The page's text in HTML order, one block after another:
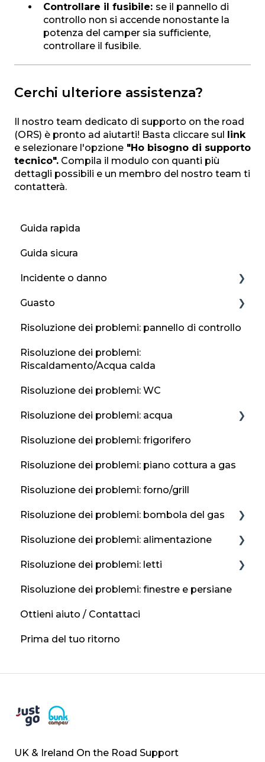
Controllare il fusibile: se il pannello di
controllo non si accende nonostante la
potenza del camper sia sufficiente,
controllare il fusibile.
Cerchi ulteriore assistenza?
Il nostro team dedicato di supporto on the road
(ORS) è pronto ad aiutarti! Basta cliccare sul link
e selezionare l'opzione "Ho bisogno di supporto
tecnico". Compila il modulo con quanti più
dettagli possibili e un membro del nostro team ti
contatterà.
Guida rapida
Guida sicura
Incidente o danno
Incidente
Segnala un incidente o un danno al Regno
Informazioni sui contatti di emergenza
Guasto
Gomma a terra
Guida ai guasti
Risoluzione dei problemi: pannello di controllo
Risoluzione dei problemi:
Riscaldamento/Acqua calda
Risoluzione dei problemi: WC
Risoluzione dei problemi: acqua
Rubinetti e lavandini
Protezione antigelo
Risoluzione dei problemi: frigorifero
Risoluzione dei problemi: piano cottura a gas
Risoluzione dei problemi: forno/grill
Risoluzione dei problemi: bombola del gas
Posizioni di ricarica
Gas in bombola
Se senti odore di gas?
Risoluzione dei problemi: alimentazione
Pannelli solari
Alimentazione di rete / 230 V
Batteria per il tempo libero
Risoluzione dei problemi: letti
Altre conversioni del letto
Conversione da pranzo
Risoluzione dei problemi: finestre e persiane
Ottieni aiuto / Contattaci
Prima del tuo ritorno
UK & Ireland On the Road Support